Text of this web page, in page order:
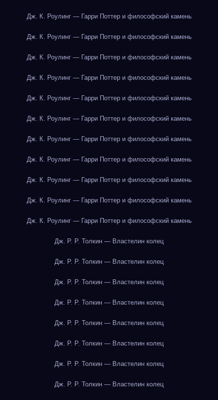
Дж. К. Роулинг — Гарри Поттер и философский камень
Дж. К. Роулинг — Гарри Поттер и философский камень
Дж. К. Роулинг — Гарри Поттер и философский камень
Дж. К. Роулинг — Гарри Поттер и философский камень
Дж. К. Роулинг — Гарри Поттер и философский камень
Дж. К. Роулинг — Гарри Поттер и философский камень
Дж. К. Роулинг — Гарри Поттер и философский камень
Дж. К. Роулинг — Гарри Поттер и философский камень
Дж. К. Роулинг — Гарри Поттер и философский камень
Дж. К. Роулинг — Гарри Поттер и философский камень
Дж. К. Роулинг — Гарри Поттер и философский камень
Дж. Р. Р. Толкин — Властелин колец
Дж. Р. Р. Толкин — Властелин колец
Дж. Р. Р. Толкин — Властелин колец
Дж. Р. Р. Толкин — Властелин колец
Дж. Р. Р. Толкин — Властелин колец
Дж. Р. Р. Толкин — Властелин колец
Дж. Р. Р. Толкин — Властелин колец
Дж. Р. Р. Толкин — Властелин колец